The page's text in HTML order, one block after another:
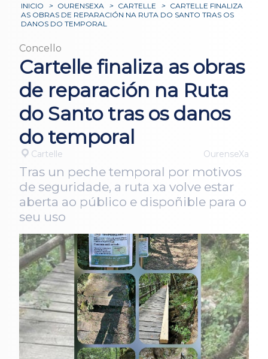
INICIO > OURENSEXA > CARTELLE > CARTELLE FINALIZA
AS OBRAS DE REPARACIÓN NA RUTA DO SANTO TRAS OS
DANOS DO TEMPORAL
Concello
Cartelle finaliza as obras
de reparación na Ruta
do Santo tras os danos
do temporal
Cartelle OurenseXa
Tras un peche temporal por motivos
de seguridade, a ruta xa volve estar
aberta ao público e dispoñible para o
seu uso